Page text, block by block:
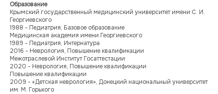
Образование
Крымский государственный медицинский университет имени С. И.
Георгиевского
1988 - Педиатрия, Базовое образование
Медицинская академия имени Георгиевского
1989 - Педиатрия, Интернатура
2016 - Неврология, Повышение квалификации
Межотраслевой Институт Госаттестации
2020 - Неврология, Повышение квалификации
Повышение квалификации
2009 - «Детская неврология», Донецкий национальный университет
им. М. Горького
Многопрофильный медицинский центр
ООО «МЕДЭКСПЕРТ»
ИНН 9103083936/
КПП 910201001